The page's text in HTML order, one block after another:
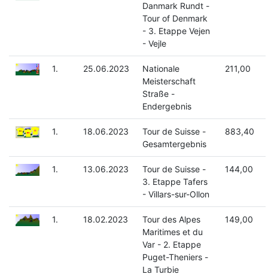
Danmark Rundt -
Tour of Denmark
- 3. Etappe Vejen
- Vejle
1. 25.06.2023
Nationale
Meisterschaft
Straße -
Endergebnis
211,00
1. 18.06.2023
Tour de Suisse -
Gesamtergebnis
883,40
1. 13.06.2023
Tour de Suisse -
3. Etappe Tafers
- Villars-sur-Ollon
144,00
1. 18.02.2023
Tour des Alpes
Maritimes et du
Var - 2. Etappe
Puget-Theniers -
La Turbie
149,00